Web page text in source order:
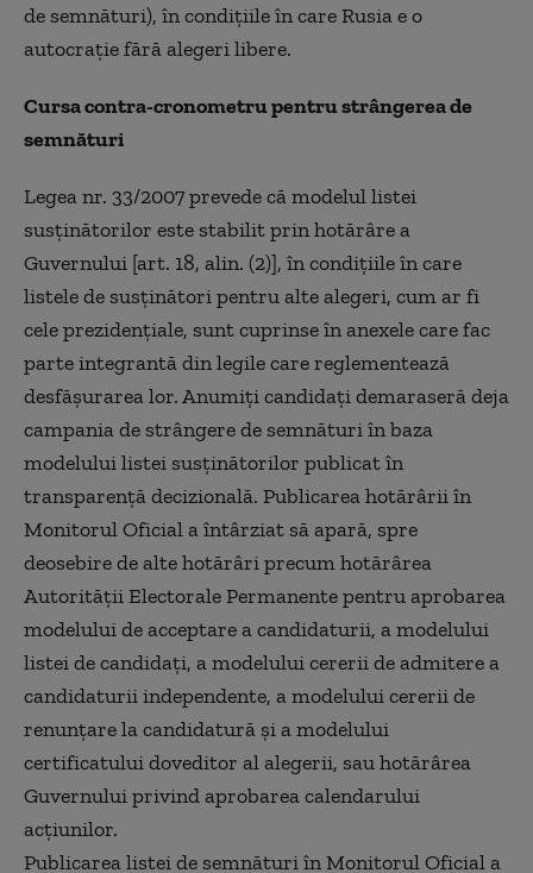
de semnături), în condițiile în care Rusia e o
autocrație fără alegeri libere.
Cursa contra-cronometru pentru strângerea de
semnături
Legea nr. 33/2007 prevede că modelul listei
susţinătorilor este stabilit prin hotărâre a
Guvernului [art. 18, alin. (2)], în condițiile în care
listele de susținători pentru alte alegeri, cum ar fi
cele prezidențiale, sunt cuprinse în anexele care fac
parte integrantă din legile care reglementează
desfășurarea lor. Anumiți candidați demaraseră deja
campania de strângere de semnături în baza
modelului listei susținătorilor publicat în
transparență decizională. Publicarea hotărârii în
Monitorul Oficial a întârziat să apară, spre
deosebire de alte hotărâri precum hotărârea
Autorității Electorale Permanente pentru aprobarea
modelului de acceptare a candidaturii, a modelului
listei de candidați, a modelului cererii de admitere a
candidaturii independente, a modelului cererii de
renunțare la candidatură și a modelului
certificatului doveditor al alegerii, sau hotărârea
Guvernului privind aprobarea calendarului
acțiunilor.
Publicarea listei de semnături în Monitorul Oficial a